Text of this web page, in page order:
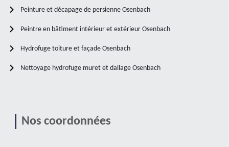
Peinture et décapage de persienne Osenbach
Peintre en bâtiment intérieur et extérieur Osenbach
Hydrofuge toiture et façade Osenbach
Nettoyage hydrofuge muret et dallage Osenbach
Nos coordonnées